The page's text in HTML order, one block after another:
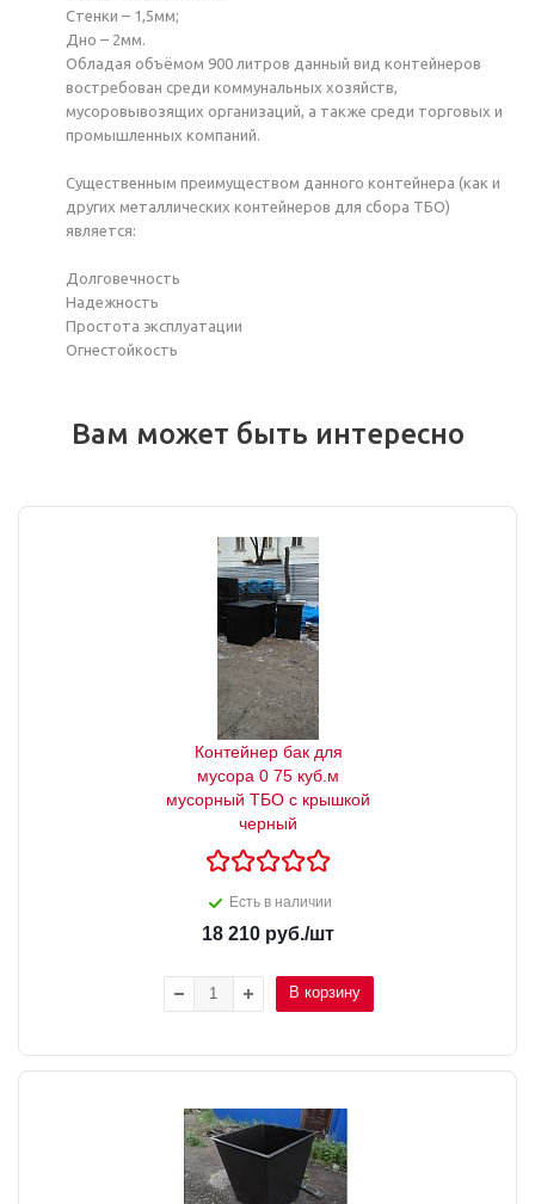
Стенки – 1,5мм;
Дно – 2мм.
Обладая объёмом 900 литров данный вид контейнеров
востребован среди коммунальных хозяйств,
мусоровывозящих организаций, а также среди торговых и
промышленных компаний.
Существенным преимуществом данного контейнера (как и
других металлических контейнеров для сбора ТБО)
является:
Долговечность
Надежность
Простота эксплуатации
Огнестойкость
Вам может быть интересно
Контейнер бак для
мусора 0 75 куб.м
мусорный ТБО с крышкой
черный
Есть в наличии
18 210 руб./шт
В корзину